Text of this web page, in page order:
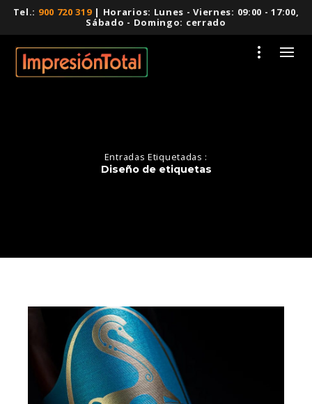
Tel.: 900 720 319| Horarios: Lunes - Viernes: 09:00 - 17:00,
Sábado - Domingo: cerrado
Entradas Etiquetadas :
Diseño de etiquetas